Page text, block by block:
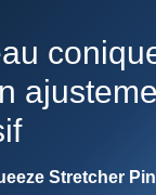
Stretcher